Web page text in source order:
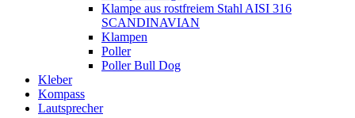
Klampe aus rostfreiem Stahl AISI 316
SCANDINAVIAN
Klampen
Poller
Poller Bull Dog
Kleber
Kompass
Lautsprecher